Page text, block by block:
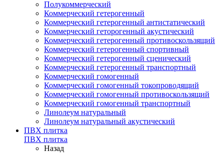
Полукоммерческий
Коммерческий гетерогенный
Коммерческий гетерогенный антистатический
Коммерческий геторогенный акустический
Коммерческий гетерогенный противоскользящий
Коммерческий гетерогенный спортивный
Коммерческий гетерогенный сценический
Коммерческий гетерогенный транспортный
Коммерческий гомогенный
Коммерческий гомогенный токопроводящий
Коммерческий гомогенный противоскользящий
Коммерческий гомогенный транспортный
Линолеум натуральный
Линолеум натуральный акустический
ПВХ плитка
ПВХ плитка
Назад